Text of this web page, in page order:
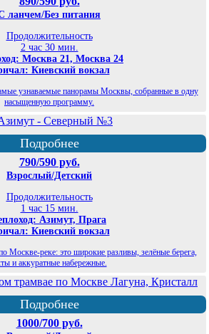
ланчем/Без питания
Продолжительность
2 час 30 мин.
Москва 21, Москва 24
Киевский вокзал
узнаваемые панорамы Москвы, собранные в одну
насыщенную программу.
Подробнее
790/590 руб.
Взрослый/Детский
Продолжительность
1 час 15 мин.
Азимут, Прага
Киевский вокзал
реке: это широкие разливы, зелёные берега,
и аккуратные набережные.
Подробнее
1000/700 руб.